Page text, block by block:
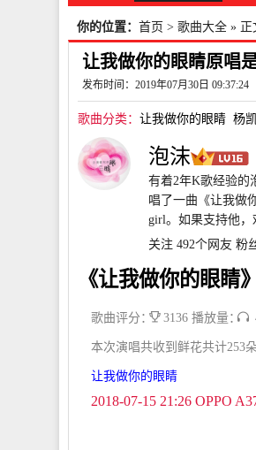
你的位置： 首页 > 歌曲大全 » 正
让我做你的眼睛原唱
发布时间：2019年07月30日 09:37:24
歌曲分类： 让我做你的眼睛 杨
泡沫
有着2年K歌经验的
唱了一曲《让我做
girl。如果支持他，
关注 492个网友 粉
《让我做你的眼睛
歌曲评分： 3136 播放量：
本次演唱共收到鲜花共计253
让我做你的眼睛
2018-07-15 21:26 OPPO